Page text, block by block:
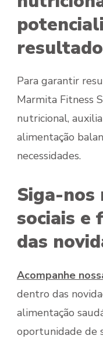
Para garantir
Marmita Fitness
nutricional,
alimentação
necessidades.
Siga-nos
sociais e
das
Acompanhe
dentro das
alimentação
oportunidade de